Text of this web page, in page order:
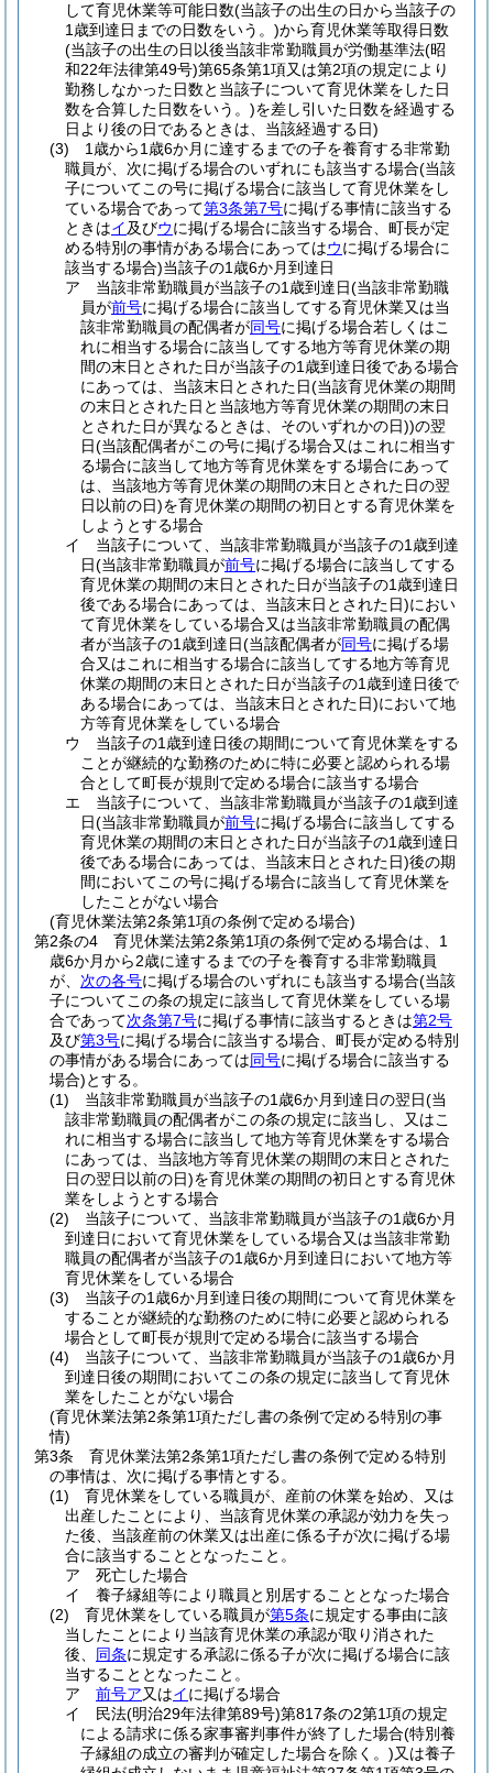
して育児休業等可能日数(当該子の出生の日から当該子の
1歳到達日までの日数をいう。)から育児休業等取得日数
(当該子の出生の日以後当該非常勤職員が労働基準法(昭
和22年法律第49号)第65条第1項又は第2項の規定により
勤務しなかった日数と当該子について育児休業をした日
数を合算した日数をいう。)を差し引いた日数を経過する
日より後の日であるときは、当該経過する日)
(3)
1歳から1歳6か月に達するまでの子を養育する非常勤
職員が、次に掲げる場合のいずれにも該当する場合(当該
子についてこの号に掲げる場合に該当して育児休業をし
ている場合であって第3条第7号に掲げる事情に該当する
ときはイ及びウに掲げる場合に該当する場合、町長が定
める特別の事情がある場合にあってはウに掲げる場合に
該当する場合)当該子の1歳6か月到達日
ア
当該非常勤職員が当該子の1歳到達日(当該非常勤職
員が前号に掲げる場合に該当してする育児休業又は当
該非常勤職員の配偶者が同号に掲げる場合若しくはこ
れに相当する場合に該当してする地方等育児休業の期
間の末日とされた日が当該子の1歳到達日後である場合
にあっては、当該末日とされた日(当該育児休業の期間
の末日とされた日と当該地方等育児休業の期間の末日
とされた日が異なるときは、そのいずれかの日))の翌
日(当該配偶者がこの号に掲げる場合又はこれに相当す
る場合に該当して地方等育児休業をする場合にあって
は、当該地方等育児休業の期間の末日とされた日の翌
日以前の日)を育児休業の期間の初日とする育児休業を
しようとする場合
イ
当該子について、当該非常勤職員が当該子の1歳到達
日(当該非常勤職員が前号に掲げる場合に該当してする
育児休業の期間の末日とされた日が当該子の1歳到達日
後である場合にあっては、当該末日とされた日)におい
て育児休業をしている場合又は当該非常勤職員の配偶
者が当該子の1歳到達日(当該配偶者が同号に掲げる場
合又はこれに相当する場合に該当してする地方等育児
休業の期間の末日とされた日が当該子の1歳到達日後で
ある場合にあっては、当該末日とされた日)において地
方等育児休業をしている場合
ウ
当該子の1歳到達日後の期間について育児休業をする
ことが継続的な勤務のために特に必要と認められる場
合として町長が規則で定める場合に該当する場合
エ
当該子について、当該非常勤職員が当該子の1歳到達
日(当該非常勤職員が前号に掲げる場合に該当してする
育児休業の期間の末日とされた日が当該子の1歳到達日
後である場合にあっては、当該末日とされた日)後の期
間においてこの号に掲げる場合に該当して育児休業を
したことがない場合
(育児休業法第2条第1項の条例で定める場合)
第2条の4
育児休業法第2条第1項の条例で定める場合は、1
歳6か月から2歳に達するまでの子を養育する非常勤職員
が、 次の各号に掲げる場合のいずれにも該当する場合(当該
子についてこの条の規定に該当して育児休業をしている場
合であって次条第7号に掲げる事情に該当するときは第2号
及び第3号に掲げる場合に該当する場合、町長が定める特別
の事情がある場合にあっては同号に掲げる場合に該当する
場合)とする。
(1)
当該非常勤職員が当該子の1歳6か月到達日の翌日(当
該非常勤職員の配偶者がこの条の規定に該当し、又はこ
れに相当する場合に該当して地方等育児休業をする場合
にあっては、当該地方等育児休業の期間の末日とされた
日の翌日以前の日)を育児休業の期間の初日とする育児休
業をしようとする場合
(2)
当該子について、当該非常勤職員が当該子の1歳6か月
到達日において育児休業をしている場合又は当該非常勤
職員の配偶者が当該子の1歳6か月到達日において地方等
育児休業をしている場合
(3)
当該子の1歳6か月到達日後の期間について育児休業を
することが継続的な勤務のために特に必要と認められる
場合として町長が規則で定める場合に該当する場合
(4)
当該子について、当該非常勤職員が当該子の1歳6か月
到達日後の期間においてこの条の規定に該当して育児休
業をしたことがない場合
(育児休業法第2条第1項ただし書の条例で定める特別の事
情)
第3条
育児休業法第2条第1項ただし書の条例で定める特別
の事情は、次に掲げる事情とする。
(1)
育児休業をしている職員が、産前の休業を始め、又は
出産したことにより、当該育児休業の承認が効力を失っ
た後、当該産前の休業又は出産に係る子が次に掲げる場
合に該当することとなったこと。
ア
死亡した場合
イ
養子縁組等により職員と別居することとなった場合
(2)
育児休業をしている職員が第5条に規定する事由に該
当したことにより当該育児休業の承認が取り消された
後、 同条に規定する承認に係る子が次に掲げる場合に該
当することとなったこと。
ア
前号ア又はイに掲げる場合
イ
民法(明治29年法律第89号)第817条の2第1項の規定
による請求に係る家事審判事件が終了した場合(特別養
子縁組の成立の審判が確定した場合を除く。)又は養子